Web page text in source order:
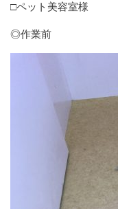
□ペット美容室様
◎作業前